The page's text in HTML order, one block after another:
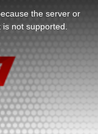
the server or
not supported.